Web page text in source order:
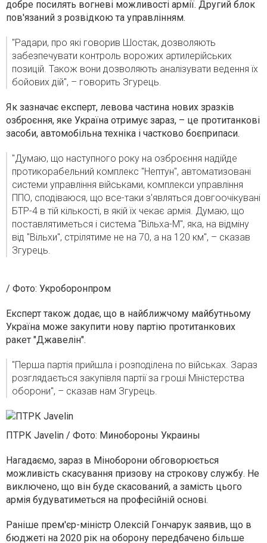
добре посилять вогневі можливості армії. Другий блок
пов'язаний з розвідкою та управлінням.
"Радари, про які говорив Шостак, дозволяють
забезпечувати контроль ворожих артилерійських
позицій. Також вони дозволяють аналізувати ведення їх
бойових дій", – говорить Згурець.
Як зазначає експерт, левова частина нових зразків
озброєння, яке Україна отримує зараз, – це протитанкові
засоби, автомобільна техніка і частково боєприпаси.
"Думаю, що наступного року на озброєння надійде
протикорабельний комплекс "Нептун", автоматизовані
системи управління військами, комплекси управління
ППО, сподіваюся, що все-таки з'являться довгоочікувані
БТР-4 в тій кількості, в якій їх чекає армія. Думаю, що
поставлятиметься і система "Вільха-М", яка, на відміну
від "Вільхи", стрілятиме не на 70, а на 120 км", – сказав
Згурець.
/ Фото: Укроборонпром
Експерт також додає, що в найближчому майбутньому
Україна може закупити нову партію протитанкових
ракет "Джавелін".
"Перша партія прийшла і розподілена по військах. Зараз
розглядається закупівля партії за гроші Міністерства
оборони", – сказав нам Згурець.
ПТРК Javelin / Фото: Минобороны Украины
Нагадаємо, зараз в Міноборони обговорюється
можливість скасування призову на строкову службу. Не
виключено, що він буде скасований, а замість цього
армія будуватиметься на професійній основі.
Раніше прем'єр-міністр Олексій Гончарук заявив, що в
бюджеті на 2020 рік на оборону передбачено більше